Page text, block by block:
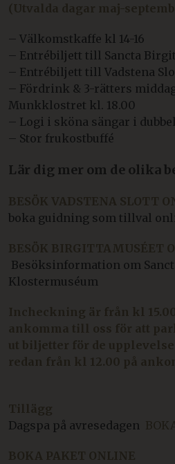
(Utvalda dagar maj-
– Välkomstkaffe kl 14-16
– Entrébiljett till Sancta
– Entrébiljett till Vadstena
– Fördrink & 3-rätters
Munkklostret kl. 18.00
– Logi i sköna sängar i
– Stor frukostbuffé
Lär dig mer om de olika
BESÖK VADSTENA SLOTT
boka guidning som tillval
BESÖK BIRGITTAMUSÉET
Besöksinformation om
Klostermuséum
Incheckning är från kl
ankomma till oss för att
ut biljetter för de
redan från kl 12.00 på
Tillägg
Dagspa på avresedagen
BOKA PAKET ONLINE